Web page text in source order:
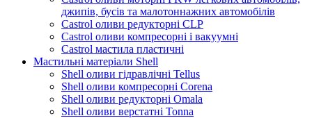
джипів, бусів та малотоннажних автомобілів
Castrol оливи редукторні CLP
Castrol оливи компресорні і вакуумні
Castrol мастила пластичні
Мастильні матеріали Shell
Shell оливи гідравлічні Tellus
Shell оливи компресорні Corena
Shell оливи редукторні Omala
Shell оливи верстатні Tonna